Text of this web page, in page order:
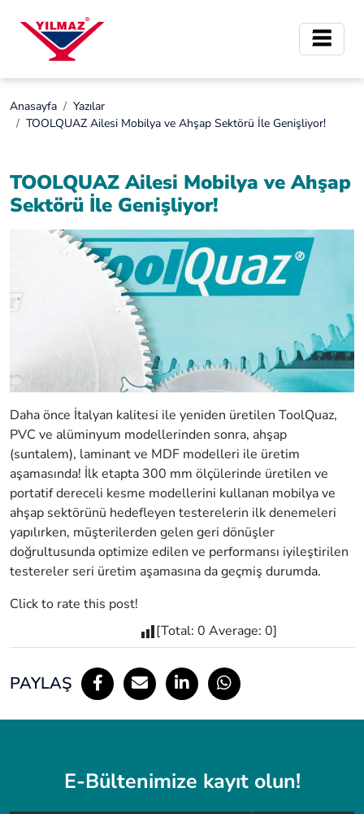
Anasayfa
Yazılar
TOOLQUAZ Ailesi Mobilya ve Ahşap Sektörü İle Genişliyor!
TOOLQUAZ Ailesi Mobilya ve Ahşap
Sektörü İle Genişliyor!
Daha önce İtalyan kalitesi ile yeniden üretilen ToolQuaz,
PVC ve alüminyum modellerinden sonra, ahşap
(suntalem), laminant ve MDF modelleri ile üretim
aşamasında! İlk etapta 300 mm ölçülerinde üretilen ve
portatif dereceli kesme modellerini kullanan mobilya ve
ahşap sektörünü hedefleyen testerelerin ilk denemeleri
yapılırken, müşterilerden gelen geri dönüşler
doğrultusunda optimize edilen ve performansı iyileştirilen
testereler seri üretim aşamasına da geçmiş durumda.
Click to rate this post!
[Total: 0 Average: 0]
PAYLAŞ
E-Bültenimize kayıt olun!